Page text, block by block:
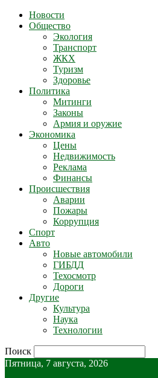
Новости
Общество
Экология
Транспорт
ЖКХ
Туризм
Здоровье
Политика
Митинги
Законы
Армия и оружие
Экономика
Цены
Недвижимость
Реклама
Финансы
Происшествия
Аварии
Пожары
Коррупция
Спорт
Авто
Новые автомобили
ГИБДД
Техосмотр
Дороги
Другие
Культура
Наука
Технологии
Поиск
Пятница, 7 августа, 2026